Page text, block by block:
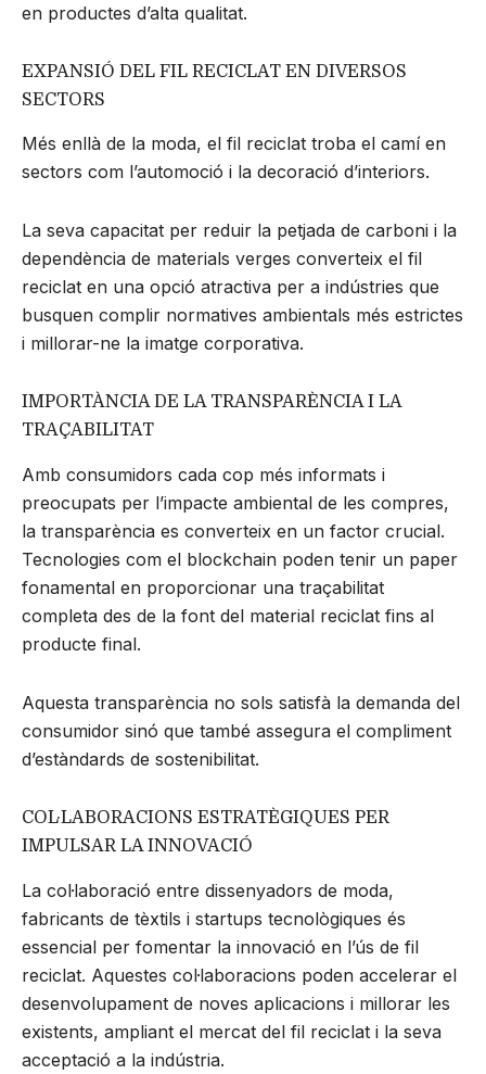
en productes d’alta qualitat.
EXPANSIÓ DEL FIL RECICLAT EN DIVERSOS
SECTORS
Més enllà de la moda, el fil reciclat troba el camí en
sectors com l’automoció i la decoració d’interiors.
La seva capacitat per reduir la petjada de carboni i la
dependència de materials verges converteix el fil
reciclat en una opció atractiva per a indústries que
busquen complir normatives ambientals més estrictes
i millorar-ne la imatge corporativa.
IMPORTÀNCIA DE LA TRANSPARÈNCIA I LA
TRAÇABILITAT
Amb consumidors cada cop més informats i
preocupats per l’impacte ambiental de les compres,
la transparència es converteix en un factor crucial.
Tecnologies com el blockchain poden tenir un paper
fonamental en proporcionar una traçabilitat
completa des de la font del material reciclat fins al
producte final.
Aquesta transparència no sols satisfà la demanda del
consumidor sinó que també assegura el compliment
d’estàndards de sostenibilitat.
COL·LABORACIONS ESTRATÈGIQUES PER
IMPULSAR LA INNOVACIÓ
La col·laboració entre dissenyadors de moda,
fabricants de tèxtils i startups tecnològiques és
essencial per fomentar la innovació en l’ús de fil
reciclat. Aquestes col·laboracions poden accelerar el
desenvolupament de noves aplicacions i millorar les
existents, ampliant el mercat del fil reciclat i la seva
acceptació a la indústria.